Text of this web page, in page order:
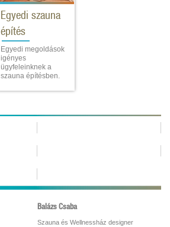
Egyedi szauna
építés
Egyedi megoldások
igényes
ügyfeleinknek a
szauna építésben.
Balázs Csaba
Szauna és Wellnessház designer